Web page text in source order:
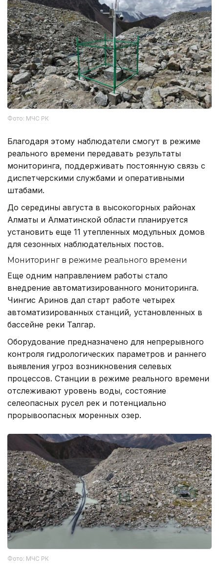
Фото: МЧС РК
Благодаря этому наблюдатели смогут в режиме
реального времени передавать результаты
мониторинга, поддерживать постоянную связь с
диспетчерскими службами и оперативными
штабами.
До середины августа в высокогорных районах
Алматы и Алматинской области планируется
установить еще 11 утепленных модульных домов
для сезонных наблюдательных постов.
Мониторинг в режиме реального времени
Еще одним направлением работы стало
внедрение автоматизированного мониторинга.
Чингис Аринов дал старт работе четырех
автоматизированных станций, установленных в
бассейне реки Талгар.
Оборудование предназначено для непрерывного
контроля гидрологических параметров и раннего
выявления угроз возникновения селевых
процессов. Станции в режиме реального времени
отслеживают уровень воды, состояние
селеопасных русел рек и потенциально
прорывоопасных моренных озер.
Фото: МЧС РК